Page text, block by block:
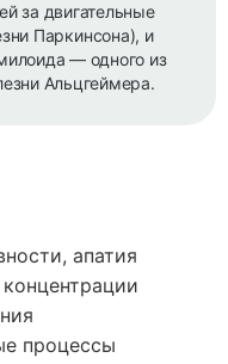
за двигательные
Паркинсона), и
— одного из
Альцгеймера.
апатия
процессы